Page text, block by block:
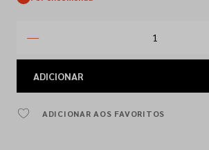
ADICIONAR
ADICIONAR AOS FAVORITOS